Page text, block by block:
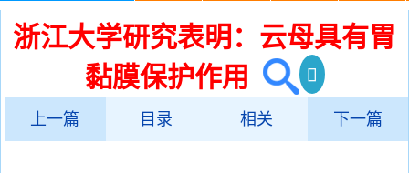
浙江大学研究表明：云母具有胃
黏膜保护作用
上一篇 目录 相关 下一篇